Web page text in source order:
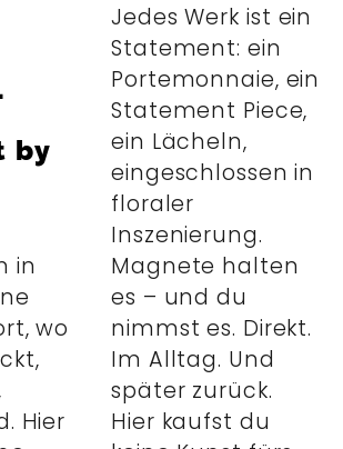
by
in
wo
Hier
Jedes Werk ist ein
Statement: ein
Portemonnaie, ein
Statement Piece,
ein Lächeln,
eingeschlossen in
floraler
Inszenierung.
Magnete halten
es – und du
nimmst es. Direkt.
Im Alltag. Und
später zurück.
Hier kaufst du